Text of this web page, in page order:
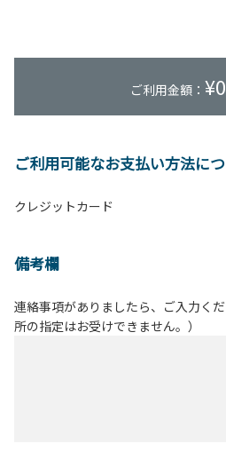
ご利用金額： ¥0
ご利用可能なお支払い方法に
クレジットカード
備考欄
連絡事項がありましたら、ご入力く
所の指定はお受けできません。）